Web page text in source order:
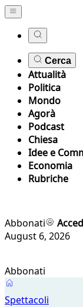
Cerca
Attualità
Politica
Mondo
Agorà
Podcast
Chiesa
Idee e
Economia
Rubriche
Abbonati
August 6, 2026
Abbonati
Spettacoli